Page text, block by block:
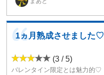
(3 / 5)
バレンタイン限定とは魅力的♡